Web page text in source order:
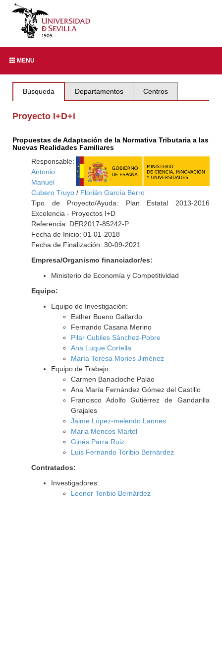
MENU
Búsqueda Departamentos Centros
Proyecto I+D+i
Propuestas de Adaptación de la Normativa Tributaria a las
Nuevas Realidades Familiares
Responsable:
Antonio
Manuel
Cubero Truyo/ Florián García Berro
Tipo de Proyecto/Ayuda: Plan Estatal 2013-2016
Excelencia - Proyectos I+D
Referencia: DER2017-85242-P
Fecha de Inicio: 01-01-2018
Fecha de Finalización: 30-09-2021
Empresa/Organismo financiador/es:
Ministerio de Economía y Competitividad
Equipo:
Equipo de Investigación:
Esther Bueno Gallardo
Fernando Casana Merino
Pilar Cubiles Sánchez-Pobre
Ana Luque Cortella
María Teresa Mories Jiménez
Equipo de Trabajo:
Carmen Banacloche Palao
Ana María Fernández Gómez del Castillo
Francisco Adolfo Gutiérrez de Gandarilla
Grajales
Jaime López-melendo Lannes
Maria Mencos Martel
Ginés Parra Ruiz
Luis Fernando Toribio Bernárdez
Contratados:
Investigadores:
Leonor Toribio Bernárdez